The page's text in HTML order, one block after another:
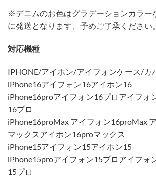
※デニムのお色はグラデーションカラー
に発送となります、予めご了承ください。
対応機種
IPHONE/アイホン/アイフォンケース/カ
iPhone16アイフォン16アイホン16
iPhone16proアイフォン16プロアイフォ
16プロ
iPhone16proMax アイフォン16proMax
マックスアイホン16proマックス
iPhone15アイフォン15アイホン15
iPhone15proアイフォン15プロアイフォ
15プロ